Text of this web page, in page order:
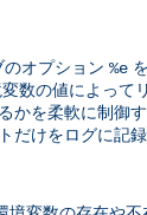
オプション %e
数の値によって
かを柔軟に制御
だけをログに記